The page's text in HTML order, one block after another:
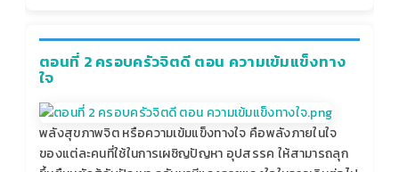
ตอนที่ 2 ครอบครัวจิตดี ตอน ความเข้มแข็งทาง
ใจ
พลังสุขภาพจิต หรือความเข้มแข็งทางใจ คือพลังภายในใจ
ของแต่ละคนที่ใช้ในการเผชิญปัญหา อุปสรรค ให้สามารถลุก